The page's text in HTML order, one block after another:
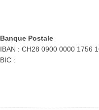
Banque Postale
IBAN : CH28 0900 0000 1756
BIC :